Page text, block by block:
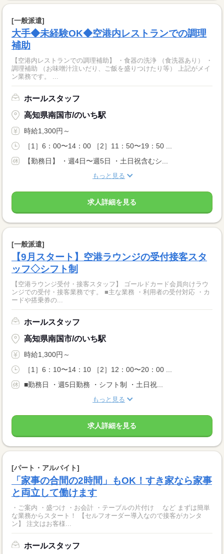
[一般派遣]
大手◆未経験OK◆空港内レストランでの調理
補助
【空港内レストランでの調理補助】 ・食器の洗浄 （食洗器あり） ・
調理補助 （お味噌汁注いだり、ご飯を盛りつけたり等） 上記がメイ
ン業務です。 ...
ホールスタッフ
高知県南国市/のいち駅
時給1,300円～
［1］6：00〜14：00 ［2］11：50〜19：50 ...
【勤務日】 ・週4日〜週5日 ・土日祝含むシ...
もっと見る
求人詳細を見る
[一般派遣]
【9月スタート】空港ラウンジの受付接客スタ
ッフ◇シフト制
【空港ラウンジ受付・接客スタッフ】 ゴールドカード会員向けラウ
ンジでの受付・接客業務です。 ■主な業務 ・利用者の受付対応 ・カ
ードや搭乗券の...
ホールスタッフ
高知県南国市/のいち駅
時給1,300円～
［1］6：10〜14：10 ［2］12：00〜20：00 ...
■勤務日 ・週5日勤務 ・シフト制 ・土日祝...
もっと見る
求人詳細を見る
[パート・アルバイト]
「家事の合間の2時間」もOK！すき家なら家事
と両立して働けます
・ご案内 ・盛つけ ・お会計 ・テーブルの片付け など まずは簡単
な業務からスタート！ 【セルフオーダー導入なので接客がカンタ
ン】 注文はお客様...
ホールスタッフ